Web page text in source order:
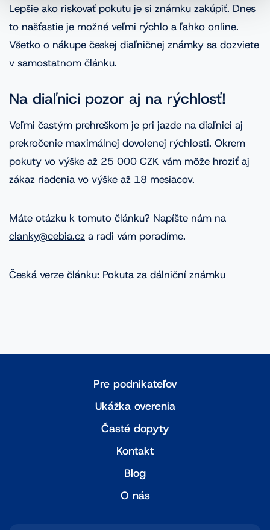
Lepšie ako riskovať pokutu je si známku zakúpiť. Dnes
to našťastie je možné veľmi rýchlo a ľahko online.
Všetko o nákupe českej diaľničnej známky sa dozviete
v samostatnom článku.
Na diaľnici pozor aj na rýchlosť!
Veľmi častým prehreškom je pri jazde na diaľnici aj
prekročenie maximálnej dovolenej rýchlosti. Okrem
pokuty vo výške až 25 000 CZK vám môže hroziť aj
zákaz riadenia vo výške až 18 mesiacov.
Máte otázku k tomuto článku? Napíšte nám na
clanky@cebia.cz a radi vám poradíme.
Česká verze článku: Pokuta za dálniční známku
Pre podnikateľov
Ukážka overenia
Časté dopyty
Kontakt
Blog
O nás